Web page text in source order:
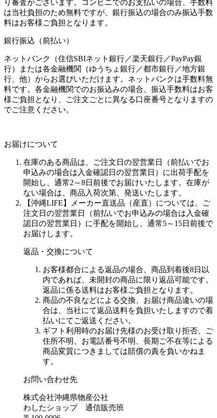
り審査がございます。コンビニでのお支払いの場合、手数料
は当社負担のため無料ですが、銀行振込の場合のみ振込手数
料はお客様ご負担となります。
銀行振込（前払い）
ネットバンク（住信SBIネット銀行／楽天銀行／PayPay銀
行）または各金融機関（ゆうちょ銀行／都市銀行／地方銀
行、他）からお選びいただけます。ネットバンクは手数料無
料です。各金融機関でのお振込みの場合、振込手数料はお客
様ご負担となり、ご注文ごとに異なる口座番号となりますの
でご注意ください。
お届けについて
在庫のある商品は、ご注文日の翌営業日（前払いでお
申込みの場合は入金確認日の翌営業日）に出荷手配を
開始し、通常2～8日前後でお届けいたします。在庫が
ない場合は、商品入荷次第、発送いたします。
【沖縄LIFE】メーカー直送品（産直）については、ご
注文日の翌営業日（前払いでお申込みの場合は入金確
認日の翌営業日）に手配を開始し、通常5～15日前後で
お届けします。
返品・交換について
お客様都合による返品の場合、商品到着後8日以
内であれば、未開封の商品に限り返品可能です。
返品に係る送料はお客様ご負担となります。
商品の不良などによる交換、お届け商品違いの場
合は、当社にて返品送料を負担いたしますので着
払いにてご返送ください。
ギフト利用時のお届け先様のお受け取り拒否、ご
住所不明、お電話番号不明、長期ご不在等による
商品変質につきましては賠償の責を負いかねま
す。
お問い合わせ先
株式会社沖縄県物産公社
わしたショップ 通信販売班